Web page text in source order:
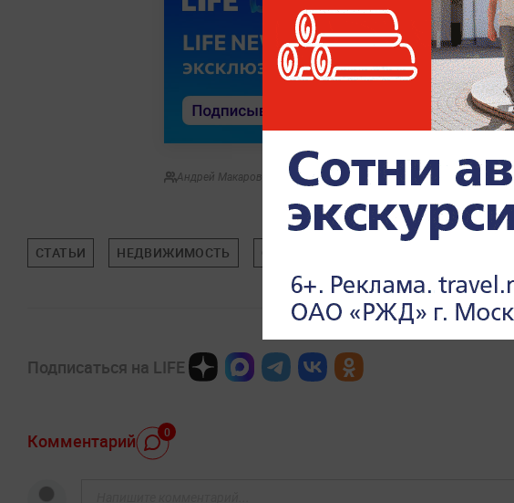
Андрей Макаров
СТАТЬИ НЕДВИЖИМОСТЬ
Подписаться на LIFE
Комментарий 0